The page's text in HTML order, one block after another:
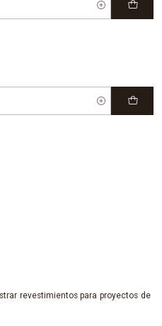
revestimientos para proyectos de